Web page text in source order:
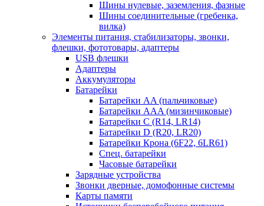
Шины нулевые, заземления, фазные
Шины соединительные (гребенка,
вилка)
Элементы питания, стабилизаторы, звонки,
флешки, фототовары, адаптеры
USB флешки
Адаптеры
Аккумуляторы
Батарейки
Батарейки AA (пальчиковые)
Батарейки AAA (мизинчиковые)
Батарейки C (R14, LR14)
Батарейки D (R20, LR20)
Батарейки Крона (6F22, 6LR61)
Спец. батарейки
Часовые батарейки
Зарядные устройства
Звонки дверные, домофонные системы
Карты памяти